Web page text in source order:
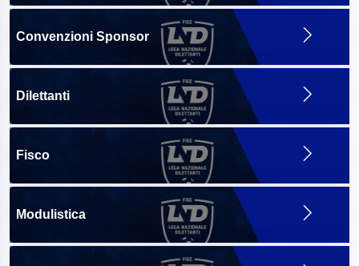
Convenzioni Sponsor
Dilettanti
Fisco
Modulistica